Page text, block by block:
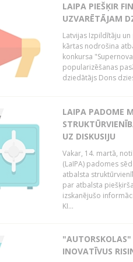
LAIPA PIEŠĶIR
UZVARĒTĀJAM
Latvijas Izpildītāju
kārtas nodrošina
konkursa
popularizēšanas
dziedātājs Dons
LAIPA PADOME
UZ DISKUSIJU
Vakar, 14. martā,
(LaIPA) padomes
atbalsta
par atbalsta
izskanējušo
KI...
INOVATĪVUS